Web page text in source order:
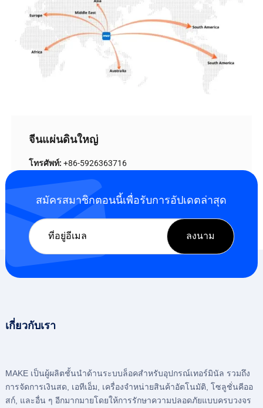
จีนแผ่นดินใหญ่
โทรศัพท์: +86-5926363716
info@makekeylock.com
ที่อยู่:No.29 Houshantou Roud, เขตอุตสาหกรรมเซินชิง,
เมืองกวนโข่ว, เขตจีเหม่ย, เซียะเหมิน , จีน
สมัครสมาชิกตอนนี้เพื่อรับการอัปเดตล่าสุด
เกี่ยวกับเรา
MAKE เป็นผู้ผลิตชั้นนําด้านระบบล็อคสําหรับอุปกรณ์เทอร์มินัล รวมถึง
การจัดการเงินสด, เอทีเอ็ม, เครื่องจำหน่ายสินค้าอัตโนมัติ, โซลูชั่นคีออ
สก์, และอื่น ๆ อีกมากมายโดยให้การรักษาความปลอดภัยแบบครบวงจร